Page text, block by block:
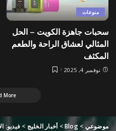
منوعات
سحبات جاهزة الكويت – الحل
المثالي لعشاق الراحة والطعم
المكثف
نوفمبر 4, 2025
More
موضوعي >
Blog
> أخبار الخليج >فيديو: